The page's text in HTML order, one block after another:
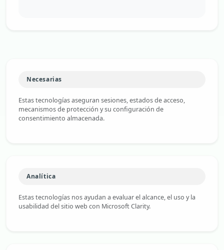
Necesarias
Estas tecnologías aseguran sesiones, estados de acceso,
mecanismos de protección y su configuración de
consentimiento almacenada.
Analítica
Estas tecnologías nos ayudan a evaluar el alcance, el uso y la
usabilidad del sitio web con Microsoft Clarity.